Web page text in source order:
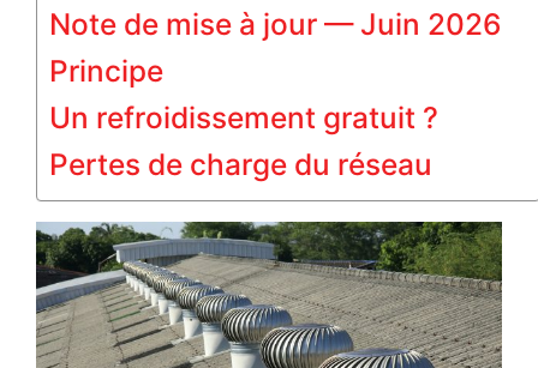
Note de mise à jour — Juin 2026
Principe
Un refroidissement gratuit ?
Pertes de charge du réseau